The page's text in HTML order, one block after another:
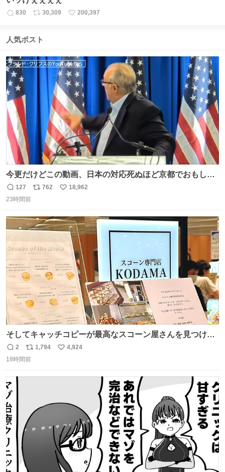
返
数
830
リ
ス
数
30,309
い
200,397
人気ポスト
今更だけどこの動画、日本の対応死ぬほど京都でおもしろ
い。 なんなら敬語で丁寧に煽りまくってるの好き。笑
返
信
127
リ
ト
数
762
い
数
18,962
23時間前
そしてキャッチコピーが最高なスコーン屋さんを見つけて
しまったので思わず買い込んでしまった。スコーンなんて
パッサパサなほどええですからね。
返
信
2
リ
ポ
1,794
い
4,924
18時間前